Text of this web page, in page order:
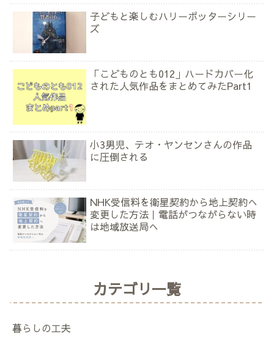
子どもと楽しむハリーポッターシリー
ズ
「こどものとも012」ハードカバー化
された人気作品をまとめてみたPart1
小3男児、テオ・ヤンセンさんの作品
に圧倒される
NHK受信料を衛星契約から地上契約へ
変更した方法｜電話がつながらない時
は地域放送局へ
カテゴリ一覧
暮らしの工夫